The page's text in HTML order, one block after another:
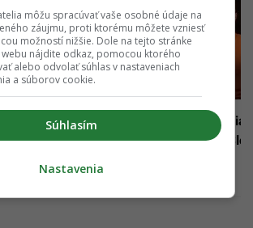
nemám
si AI turbo
tisíce
Finančný analytik: Byť viac
zadĺžený nie je zlé, na
môžu spracúvať vaše osobné údaje na
záujmu, proti ktorému môžete vzniesť
možností nižšie. Dole na tejto stránke
nájdite odkaz, pomocou ktorého
alebo odvolať súhlas v nastaveniach
a súborov cookie.
Súhlasím
Nastavenia